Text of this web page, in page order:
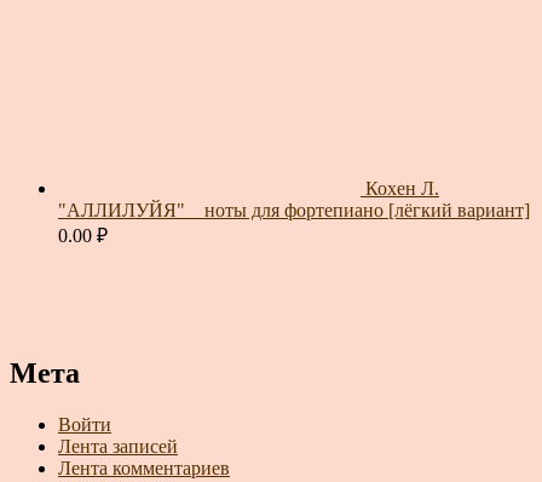
Кохен Л.
"АЛЛИЛУЙЯ" _ ноты для фортепиано [лёгкий вариант]
0.00 ₽
Мета
Войти
Лента записей
Лента комментариев